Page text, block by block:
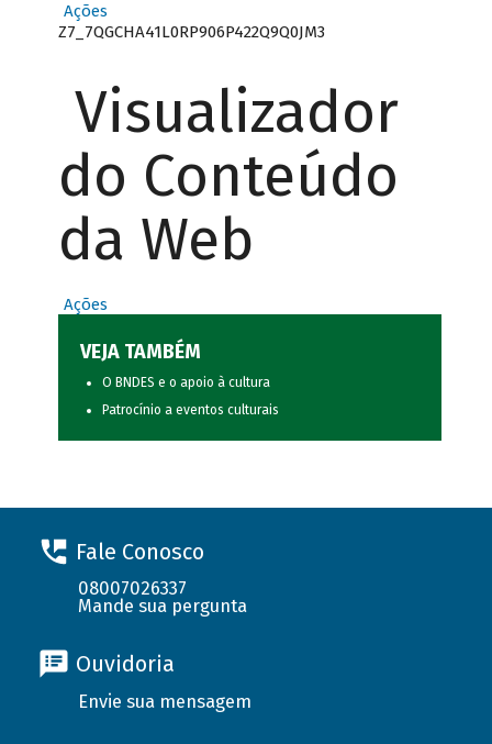
Ações
Z7_7QGCHA41L0RP906P422Q9Q0JM3
Visualizador
do Conteúdo
da Web
Ações
VEJA TAMBÉM
O BNDES e o apoio à cultura
Patrocínio a eventos culturais
Fale Conosco
08007026337
Mande sua pergunta
Ouvidoria
Envie sua mensagem